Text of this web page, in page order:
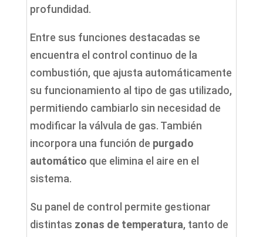
profundidad.
Entre sus funciones destacadas se
encuentra el control continuo de la
combustión, que ajusta automáticamente
su funcionamiento al tipo de gas utilizado,
permitiendo cambiarlo sin necesidad de
modificar la válvula de gas. También
incorpora una función de purgado
automático que elimina el aire en el
sistema.
Su panel de control permite gestionar
distintas zonas de temperatura, tanto de